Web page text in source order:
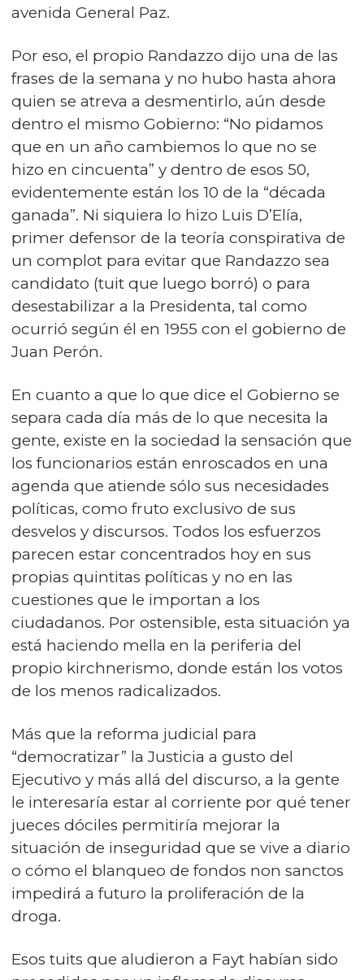
avenida General Paz.
Por eso, el propio Randazzo dijo una de las
frases de la semana y no hubo hasta ahora
quien se atreva a desmentirlo, aún desde
dentro el mismo Gobierno: “No pidamos
que en un año cambiemos lo que no se
hizo en cincuenta” y dentro de esos 50,
evidentemente están los 10 de la “década
ganada”. Ni siquiera lo hizo Luis D’Elía,
primer defensor de la teoría conspirativa de
un complot para evitar que Randazzo sea
candidato (tuit que luego borró) o para
desestabilizar a la Presidenta, tal como
ocurrió según él en 1955 con el gobierno de
Juan Perón.
En cuanto a que lo que dice el Gobierno se
separa cada día más de lo que necesita la
gente, existe en la sociedad la sensación que
los funcionarios están enroscados en una
agenda que atiende sólo sus necesidades
políticas, como fruto exclusivo de sus
desvelos y discursos. Todos los esfuerzos
parecen estar concentrados hoy en sus
propias quintitas políticas y no en las
cuestiones que le importan a los
ciudadanos. Por ostensible, esta situación ya
está haciendo mella en la periferia del
propio kirchnerismo, donde están los votos
de los menos radicalizados.
Más que la reforma judicial para
“democratizar” la Justicia a gusto del
Ejecutivo y más allá del discurso, a la gente
le interesaría estar al corriente por qué tener
jueces dóciles permitiría mejorar la
situación de inseguridad que se vive a diario
o cómo el blanqueo de fondos non sanctos
impedirá a futuro la proliferación de la
droga.
Esos tuits que aludieron a Fayt habían sido